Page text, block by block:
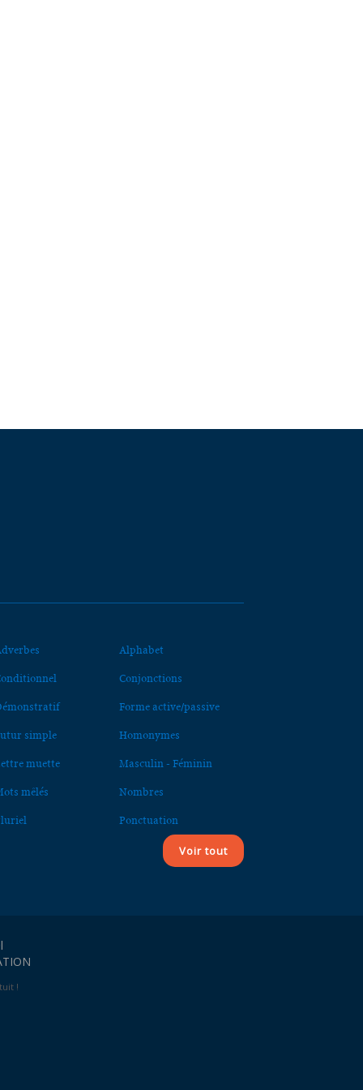
Alphabet
Conjonctions
Forme active/passive
simple Homonymes
muette Masculin - Féminin
mêlés Nombres
Ponctuation
Voir tout
!